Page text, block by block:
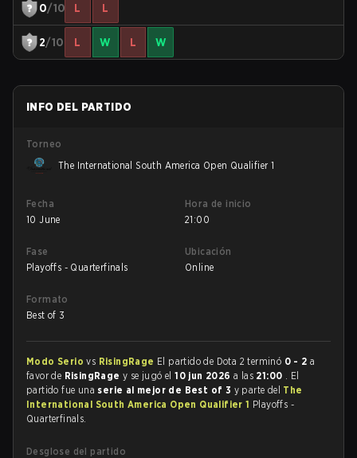
0/10 L L
2/10 L W L W
INFO DEL PARTIDO
Torneo
The International South America Open Qualifier 1
Fecha
10 June
Hora de inicio
21:00
Fase
Playoffs - Quarterfinals
Ubicación
Online
Formato
Best of 3
Modo Seriovs RisingRage El partido de Dota 2 terminó 0 - 2 a
favor de RisingRagey se jugó el10 jun 2026a las 21:00 . El
partido fue una serie al mejor de Best of 3 y parte del The
International South America Open Qualifier 1 Playoffs -
Quarterfinals.
Desglose del partido